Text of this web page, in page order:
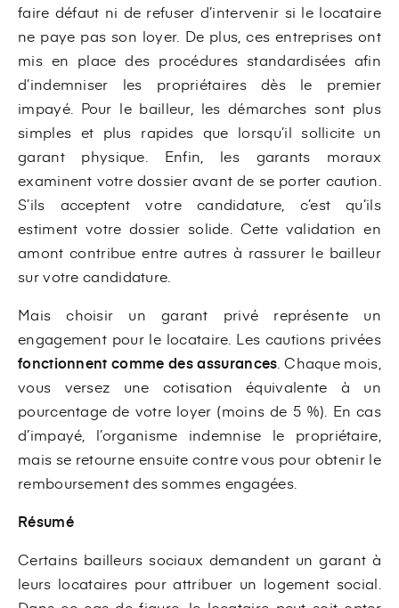
faire défaut ni de refuser d’intervenir si le locataire
ne paye pas son loyer. De plus, ces entreprises ont
mis en place des procédures standardisées afin
d’indemniser les propriétaires dès le premier
impayé. Pour le bailleur, les démarches sont plus
simples et plus rapides que lorsqu’il sollicite un
garant physique. Enfin, les garants moraux
examinent votre dossier avant de se porter caution.
S’ils acceptent votre candidature, c’est qu’ils
estiment votre dossier solide. Cette validation en
amont contribue entre autres à rassurer le bailleur
sur votre candidature.
Mais choisir un garant privé représente un
engagement pour le locataire. Les cautions privées
fonctionnent comme des assurances . Chaque mois,
vous versez une cotisation équivalente à un
pourcentage de votre loyer (moins de 5 %). En cas
d’impayé, l’organisme indemnise le propriétaire,
mais se retourne ensuite contre vous pour obtenir le
remboursement des sommes engagées.
Résumé
Certains bailleurs sociaux demandent un garant à
leurs locataires pour attribuer un logement social.